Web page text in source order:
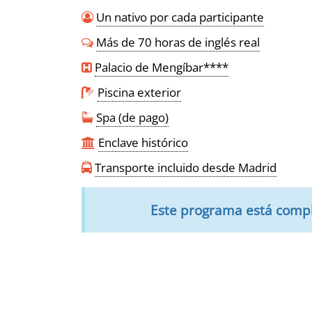
Un nativo por cada participante
Más de 70 horas de inglés real
Palacio de Mengíbar****
Piscina exterior
Spa (de pago)
Enclave histórico
Transporte incluido desde Madrid
Este programa está